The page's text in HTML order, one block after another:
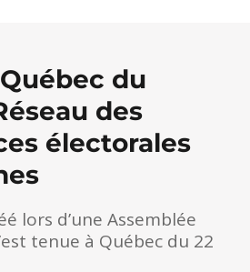
du
des
électorales
lors d’une Assemblée
tenue à Québec du 22